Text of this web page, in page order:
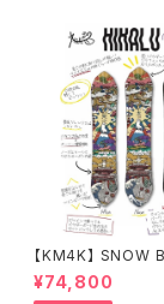
【KM4K】 SNOW
¥74,800